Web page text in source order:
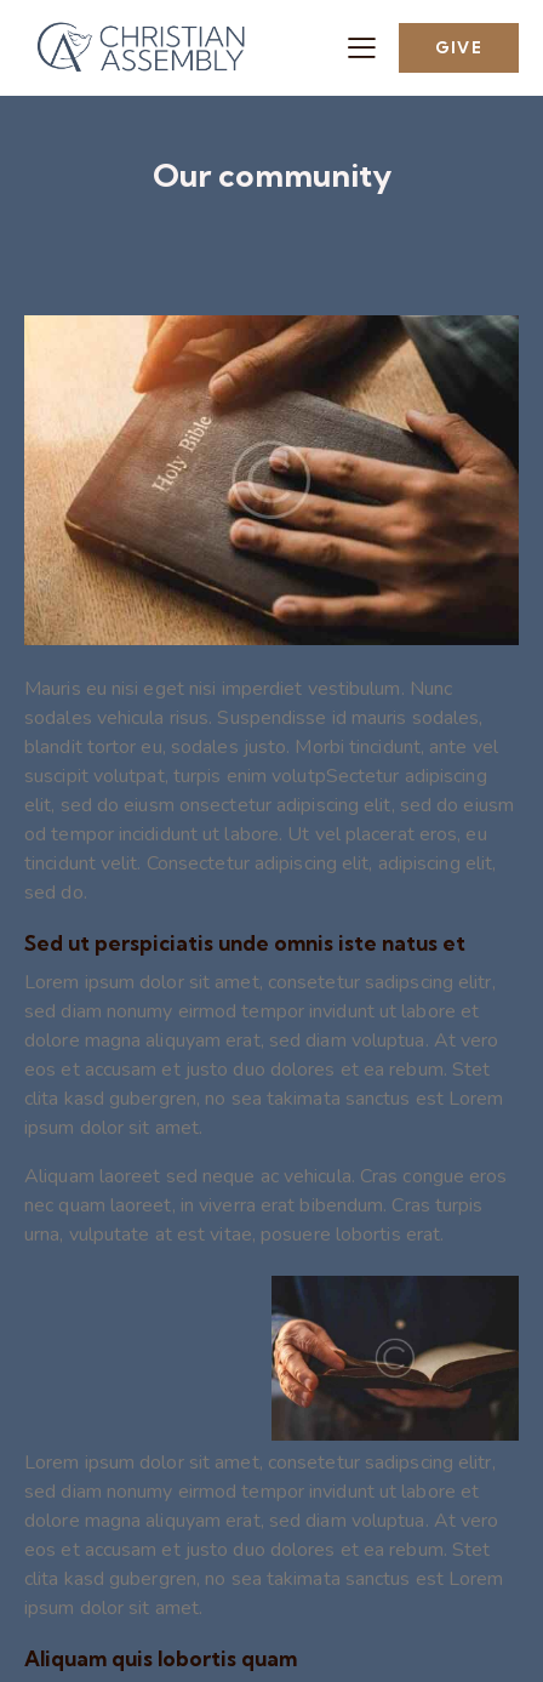
GIVE
Our community
Mauris eu nisi eget nisi imperdiet vestibulum. Nunc
sodales vehicula risus. Suspendisse id mauris sodales,
blandit tortor eu, sodales justo. Morbi tincidunt, ante vel
suscipit volutpat, turpis enim volutpSectetur adipiscing
elit, sed do eiusm onsectetur adipiscing elit, sed do eiusm
od tempor incididunt ut labore. Ut vel placerat eros, eu
tincidunt velit. Consectetur adipiscing elit, adipiscing elit,
sed do.
Sed ut perspiciatis unde omnis iste natus et
Lorem ipsum dolor sit amet, consetetur sadipscing elitr,
sed diam nonumy eirmod tempor invidunt ut labore et
dolore magna aliquyam erat, sed diam voluptua. At vero
eos et accusam et justo duo dolores et ea rebum. Stet
clita kasd gubergren, no sea takimata sanctus est Lorem
ipsum dolor sit amet.
Aliquam laoreet sed neque ac vehicula. Cras congue eros
nec quam laoreet, in viverra erat bibendum. Cras turpis
urna, vulputate at est vitae, posuere lobortis erat.
Lorem ipsum dolor sit amet, consetetur sadipscing elitr,
sed diam nonumy eirmod tempor invidunt ut labore et
dolore magna aliquyam erat, sed diam voluptua. At vero
eos et accusam et justo duo dolores et ea rebum. Stet
clita kasd gubergren, no sea takimata sanctus est Lorem
ipsum dolor sit amet.
Aliquam quis lobortis quam